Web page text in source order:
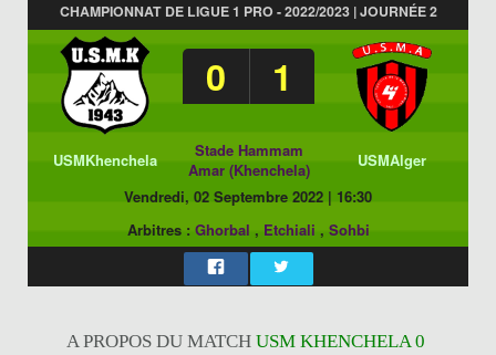
CHAMPIONNAT DE LIGUE 1 PRO - 2022/2023 | JOURNÉE 2
0 1
USMKhenchela
Stade Hammam
Amar (Khenchela)
USMAlger
Vendredi, 02 Septembre 2022 | 16:30
Arbitres : Ghorbal , Etchiali , Sohbi
A PROPOS DU MATCH USM KHENCHELA 0